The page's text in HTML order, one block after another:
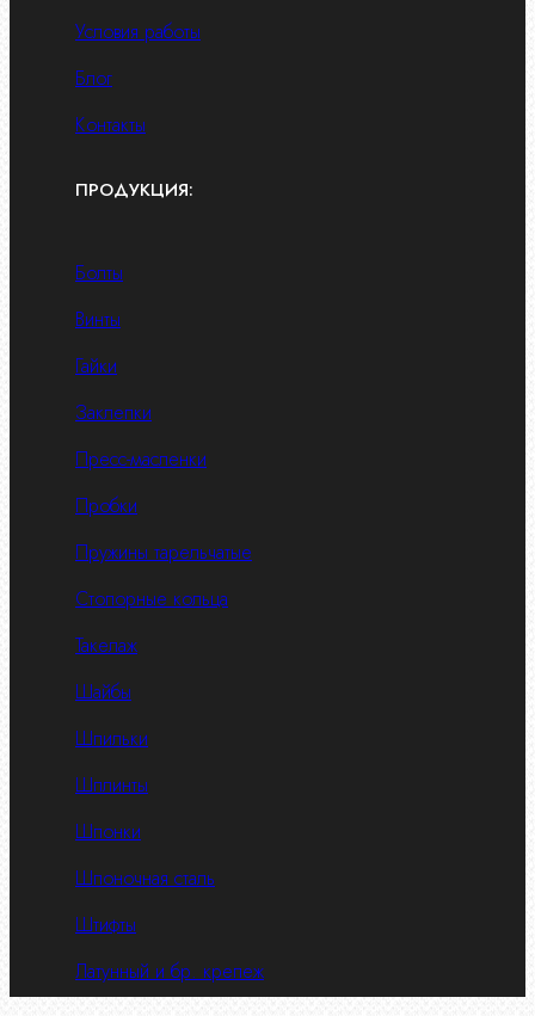
Условия работы
Блог
Контакты
ПРОДУКЦИЯ:
Болты
Винты
Гайки
Заклепки
Пресс-масленки
Пробки
Пружины тарельчатые
Стопорные кольца
Такелаж
Шайбы
Шпильки
Шплинты
Шпонки
Шпоночная сталь
Штифты
Латунный и бр. крепеж